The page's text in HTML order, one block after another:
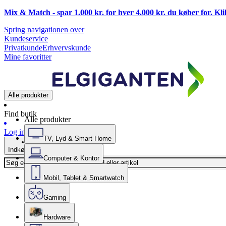
Mix & Match - spar 1.000 kr. for hver 4.000 kr. du køber for.
Spring navigationen over
Kundeservice
PrivatkundeErhvervskunde
Mine favoritter
Alle produkter
Find butik
Log ind
Indkøbskurv
Alle produkter
TV, Lyd & Smart Home
Computer & Kontor
Mobil, Tablet & Smartwatch
Gaming
Hardware